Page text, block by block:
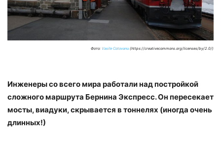
Фото: Vasile Cotovanu (https://creativecommons.org/licenses/by/2.0/)
Инженеры со всего мира работали над постройкой
сложного маршрута Бернина Экспресс. Он пересекает
мосты, виадуки, скрывается в тоннелях (иногда очень
длинных!)